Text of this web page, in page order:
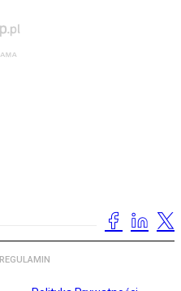
REGULAMIN